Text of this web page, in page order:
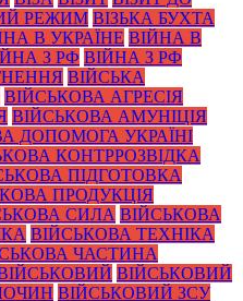
РЕЖИМ ВІЗЬКА БУХТА
В УКРАЇНЕ ВІЙНА В
З РФ ВІЙНА З РФ
ВІЙСЬКА
ВІЙСЬКОВА АГРЕСІЯ
ВІЙСЬКОВА АМУНІЦІЯ
ДОПОМОГА УКРАЇНІ
КОНТРРОЗВІДКА
ПІДГОТОВКА
ПРОДУКЦІЯ
СИЛА ВІЙСЬКОВА
ВІЙСЬКОВА ТЕХНІКА
ЧАСТИНА
ВІЙСЬКОВИЙ
ВІЙСЬКОВИЙ ЗСУ